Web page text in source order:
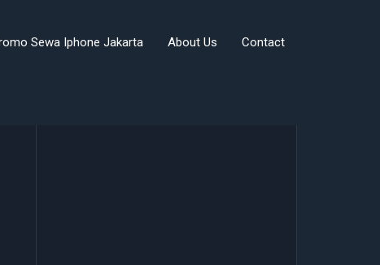
Sewa Iphone Jakarta About Us Contact